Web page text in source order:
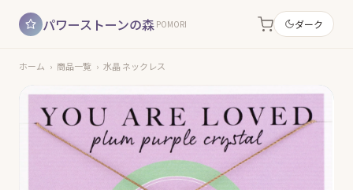
パワーストーンの森 POMORI ダーク
ホーム › 商品一覧 › 水晶 ネックレス